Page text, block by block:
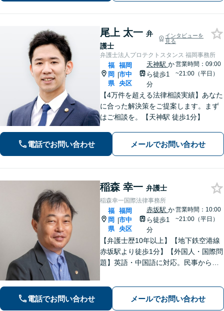
尾上 太一 弁
護士
インタビューを
見る
弁護士法人プロテクトスタンス 福岡事務所
福
岡
県
|
福岡
市中
央区
天神駅 か
ら徒歩1
分
営業時間：09:00
~21:00（平日）
【4万件を超える法律相談実績】あなた
に合った解決策をご提案します。まず
はご相談を。【天神駅 徒歩1分】
電話でお問い合わせ メールでお問い合わせ
稲森 幸一 弁護士
稲森幸一国際法律事務所
福
岡
県
|
福岡
市中
央区
赤坂駅 か
ら徒歩1
分
営業時間：10:00
~21:00（平日）
【弁護士歴10年以上】【地下鉄空港線
赤坂駅より徒歩1分】【外国人・国際問
題】英語・中国語に対応。民事から刑
認定など実績多数【税務訴訟】税務調
査や審査請求、国際税務も対応可能
電話でお問い合わせ メールでお問い合わせ